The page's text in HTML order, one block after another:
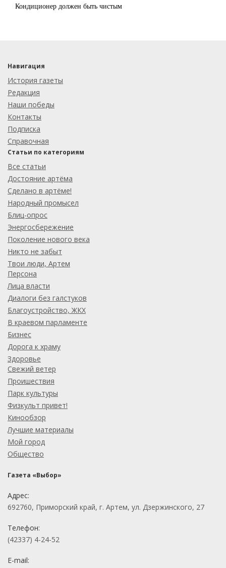
Кондиционер должен быть чистым
Навигация
История газеты
Редакция
Наши победы
Контакты
Подписка
Справочная
Статьи по категориям
Все статьи
Достояние артёма
Сделано в артёме!
Народный промысел
Блиц-опрос
Энергосбережение
Поколение нового века
Никто не забыт
Твои люди, Артем
Персона
Лица власти
Диалоги без галстуков
Благоустройство, ЖКХ
В краевом парламенте
Бизнес
Дорога к храму
Здоровье
Свежий ветер
Проишествия
Парк культуры
Физкульт привет!
Кинообзор
Лучшие материалы
Мой город
Общество
Газета «Выбор»
Адрес:
692760, Приморский край, г. Артем, ул. Дзержинского, 27
Телефон:
(42337) 4-24-52
E-mail: